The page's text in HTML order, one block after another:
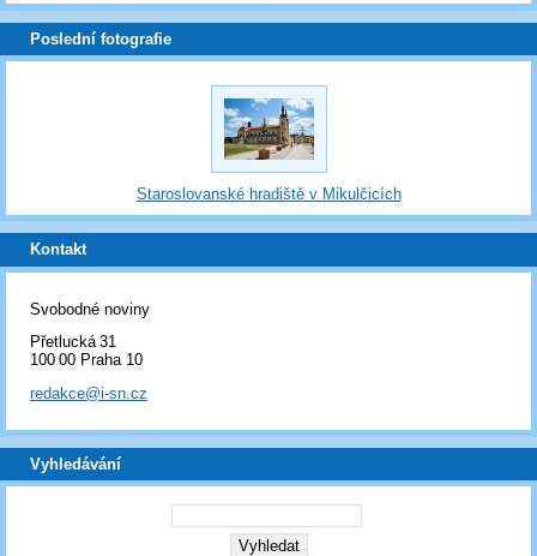
Poslední fotografie
Staroslovanské hradiště v Mikulčicích
Kontakt
Svobodné noviny
Přetlucká 31
100 00 Praha 10
redakce@i-sn.cz
Vyhledávání